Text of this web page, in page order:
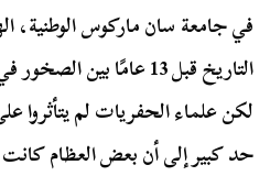
في جامعة سان ماركوس الوطنية،
التاريخ قبل 13 عامًا
لكن علماء الحفريات لم يتأثروا
حد كبير إلى أن بعض العظام